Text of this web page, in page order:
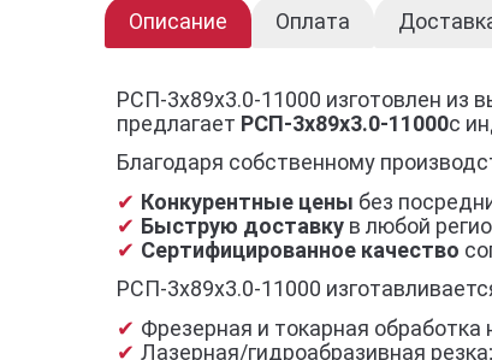
Описание Оплата
РСП-3x89x3.0-11000 изготовлен из
предлагает РСП-3x89x3.0-11000с
Благодаря собственному
Конкурентные цены без
Быструю доставку в любой
Сертифицированное качество
РСП-3x89x3.0-11000
Фрезерная и токарная обработка
Лазерная/гидроабразивная резка;